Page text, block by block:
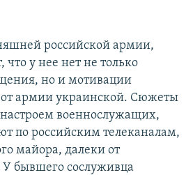
российской армии,
что у нее нет не только
но и мотивации
от армии украинской. Сюжеты
военнослужащих,
по российским телеканалам,
майора, далеки от
У бывшего сослуживца